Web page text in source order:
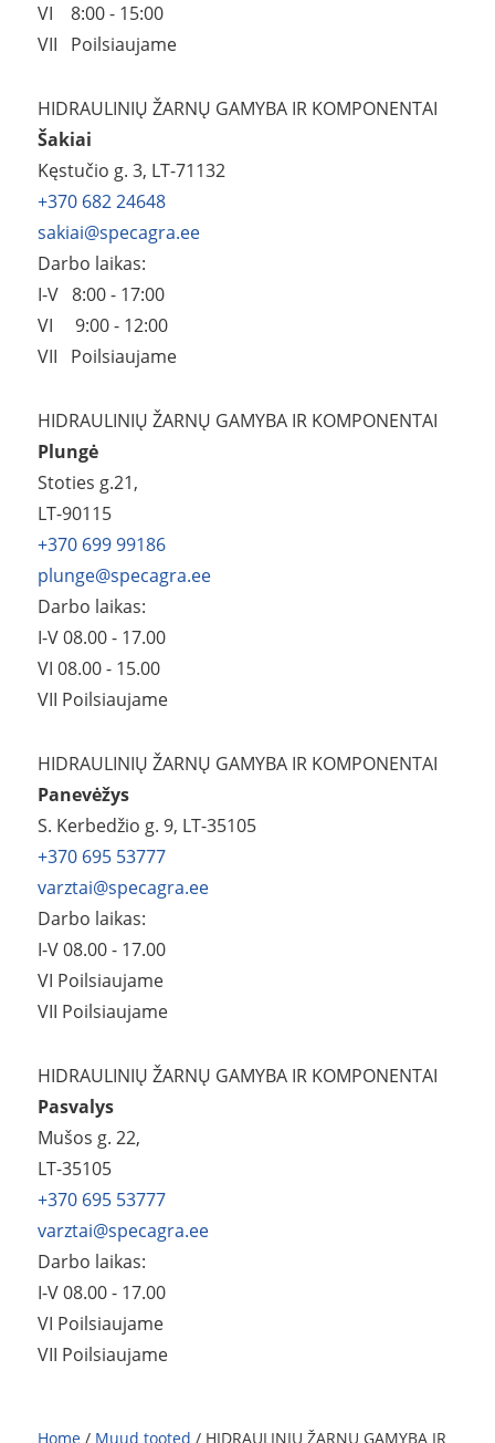
VI 8:00 - 15:00
VII Poilsiaujame
HIDRAULINIŲ ŽARNŲ GAMYBA IR KOMPONENTAI
Šakiai
Kęstučio g. 3, LT-71132
+370 682 24648
sakiai@specagra.ee
Darbo laikas:
I-V 8:00 - 17:00
VI 9:00 - 12:00
VII Poilsiaujame
HIDRAULINIŲ ŽARNŲ GAMYBA IR KOMPONENTAI
Plungė
Stoties g.21,
LT-90115
+370 699 99186
plunge@specagra.ee
Darbo laikas:
I-V 08.00 - 17.00
VI 08.00 - 15.00
VII Poilsiaujame
HIDRAULINIŲ ŽARNŲ GAMYBA IR KOMPONENTAI
Panevėžys
S. Kerbedžio g. 9, LT-35105
+370 695 53777
varztai@specagra.ee
Darbo laikas:
I-V 08.00 - 17.00
VI Poilsiaujame
VII Poilsiaujame
HIDRAULINIŲ ŽARNŲ GAMYBA IR KOMPONENTAI
Pasvalys
Mušos g. 22,
LT-35105
+370 695 53777
varztai@specagra.ee
Darbo laikas:
I-V 08.00 - 17.00
VI Poilsiaujame
VII Poilsiaujame
Home / Muud tooted / HIDRAULINIŲ ŽARNŲ GAMYBA IR